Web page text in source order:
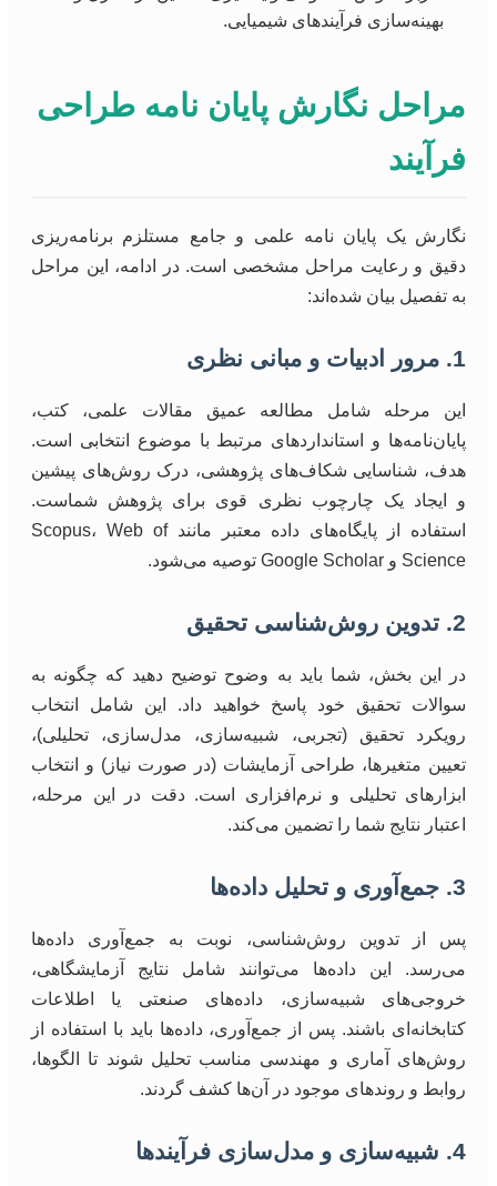
بهینه‌سازی فرآیندهای شیمیایی.
مراحل نگارش پایان نامه طراحی
فرآیند
نگارش یک پایان نامه علمی و جامع مستلزم برنامه‌ریزی
دقیق و رعایت مراحل مشخصی است. در ادامه، این مراحل
به تفصیل بیان شده‌اند:
1. مرور ادبیات و مبانی نظری
این مرحله شامل مطالعه عمیق مقالات علمی، کتب،
پایان‌نامه‌ها و استانداردهای مرتبط با موضوع انتخابی است.
هدف، شناسایی شکاف‌های پژوهشی، درک روش‌های پیشین
و ایجاد یک چارچوب نظری قوی برای پژوهش شماست.
استفاده از پایگاه‌های داده معتبر مانند Scopus، Web of
Science و Google Scholar توصیه می‌شود.
2. تدوین روش‌شناسی تحقیق
در این بخش، شما باید به وضوح توضیح دهید که چگونه به
سوالات تحقیق خود پاسخ خواهید داد. این شامل انتخاب
رویکرد تحقیق (تجربی، شبیه‌سازی، مدل‌سازی، تحلیلی)،
تعیین متغیرها، طراحی آزمایشات (در صورت نیاز) و انتخاب
ابزارهای تحلیلی و نرم‌افزاری است. دقت در این مرحله،
اعتبار نتایج شما را تضمین می‌کند.
3. جمع‌آوری و تحلیل داده‌ها
پس از تدوین روش‌شناسی، نوبت به جمع‌آوری داده‌ها
می‌رسد. این داده‌ها می‌توانند شامل نتایج آزمایشگاهی،
خروجی‌های شبیه‌سازی، داده‌های صنعتی یا اطلاعات
کتابخانه‌ای باشند. پس از جمع‌آوری، داده‌ها باید با استفاده از
روش‌های آماری و مهندسی مناسب تحلیل شوند تا الگوها،
روابط و روندهای موجود در آن‌ها کشف گردند.
4. شبیه‌سازی و مدل‌سازی فرآیندها